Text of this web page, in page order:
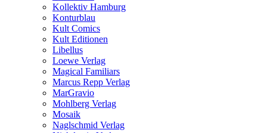
Kollektiv Hamburg
Konturblau
Kult Comics
Kult Editionen
Libellus
Loewe Verlag
Magical Familiars
Marcus Repp Verlag
MarGravio
Mohlberg Verlag
Mosaik
Naglschmid Verlag